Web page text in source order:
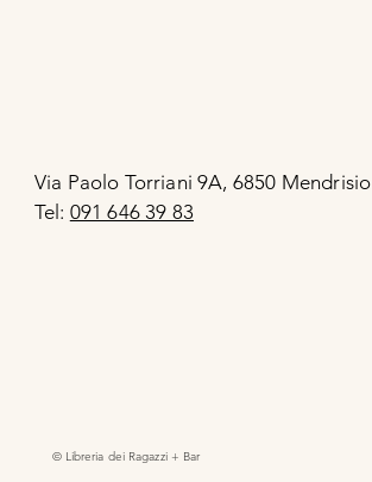
Via Paolo Torriani 9A, 6850 Mendrisio
Tel: 091 646 39 83
© Libreria dei Ragazzi + Bar